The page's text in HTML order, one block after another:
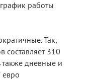
работы
Так,
составляет 310
также дневные и
евро